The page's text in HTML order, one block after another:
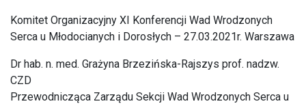
Komitet Organizacyjny XI Konferencji Wad Wrodzonych
Serca u Młodocianych i Dorosłych – 27.03.2021r. Warszawa
Dr hab. n. med. Grażyna Brzezińska-Rajszys prof. nadzw.
CZD
Przewodnicząca Zarządu Sekcji Wad Wrodzonych Serca u